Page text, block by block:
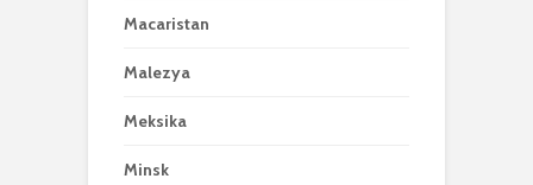
Macaristan
Malezya
Meksika
Minsk